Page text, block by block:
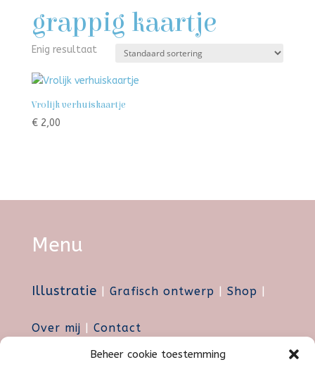
Beheer cookie toestemming
grappig kaartje
Enig resultaat
Vrolijk verhuiskaartje
€2,00
Menu
Illustratie Grafisch ontwerp Shop
Over mij Contact